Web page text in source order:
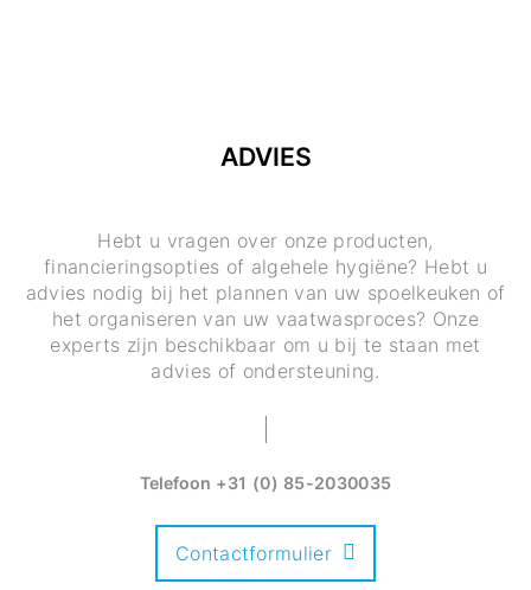
ADVIES
Hebt u vragen over onze producten,
financieringsopties of algehele hygiëne? Hebt u
advies nodig bij het plannen van uw spoelkeuken of
het organiseren van uw vaatwasproces? Onze
experts zijn beschikbaar om u bij te staan met
advies of ondersteuning.
Telefoon +31 (0) 85-2030035
Contactformulier